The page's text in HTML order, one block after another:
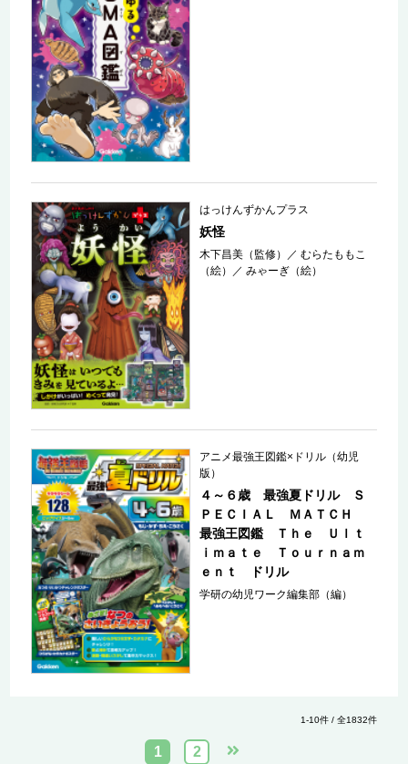
はっけんずかんプラス
妖怪
木下昌美（監修） ／むらたももこ
（絵）
／みゃーぎ（絵）
アニメ最強王図鑑×ドリル（幼児
版）
４～６歳 最強夏ドリル Ｓ
ＰＥＣＩＡＬ ＭＡＴＣＨ
最強王図鑑 Ｔｈｅ Ｕｌｔ
ｉｍａｔｅ Ｔｏｕｒｎａｍ
ｅｎｔ ドリル
学研の幼児ワーク編集部（編）
1-10件 / 全1832件
1 2